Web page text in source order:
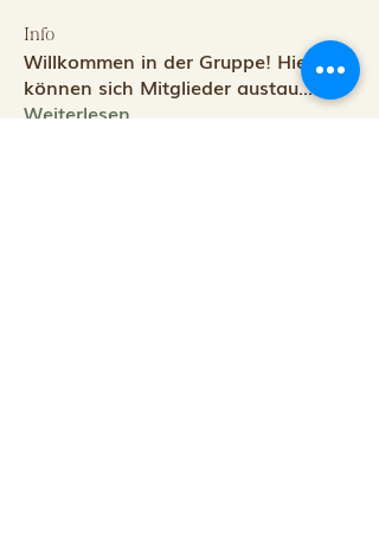
Info
Willkommen in der Gruppe! Hier
können sich Mitglieder austau...
Weiterlesen